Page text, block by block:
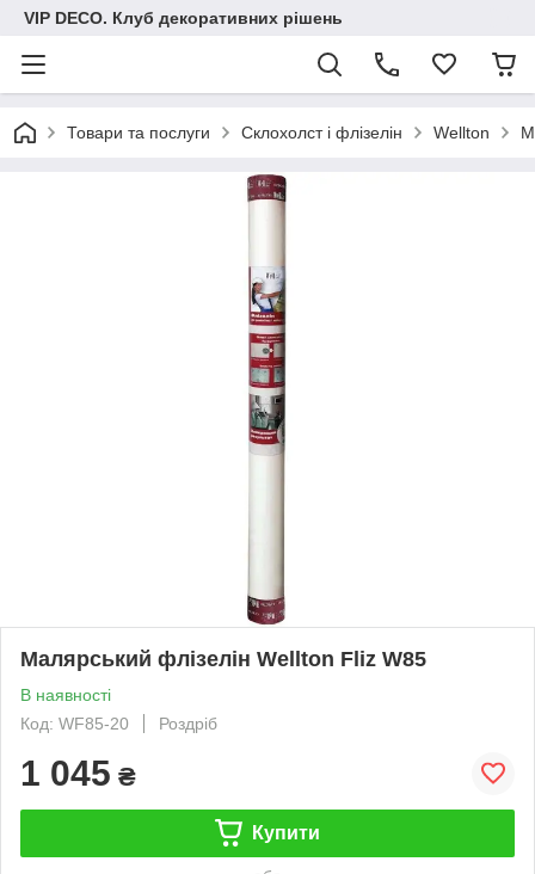
VIP DECO. Клуб декоративних рішень
Товари та послуги Склохолст і флізелін Wellton
Малярський флізелін Wellton Fliz W85
В наявності
Код: WF85-20
Роздріб
1 045 ₴
Купити